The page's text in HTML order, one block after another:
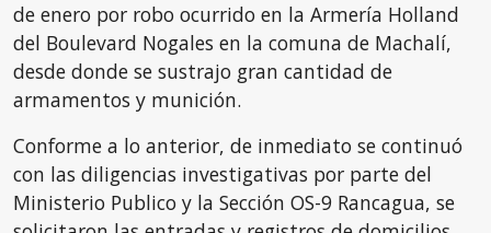
de enero por robo ocurrido en la Armería Holland
del Boulevard Nogales en la comuna de Machalí,
desde donde se sustrajo gran cantidad de
armamentos y munición.
Conforme a lo anterior, de inmediato se continuó
con las diligencias investigativas por parte del
Ministerio Publico y la Sección OS-9 Rancagua, se